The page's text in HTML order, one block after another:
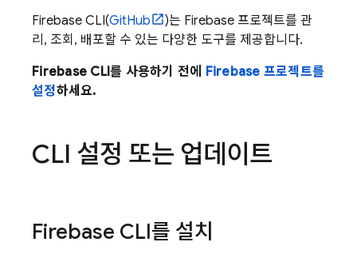
Firebase CLI(GitHub
)는 Firebase 프로젝트를 관
리, 조회, 배포할 수 있는 다양한 도구를 제공합니다.
Firebase CLI를 사용하기 전에 Firebase 프로젝트를
설정하세요.
CLI 설정 또는 업데이트
Firebase CLI를 설치